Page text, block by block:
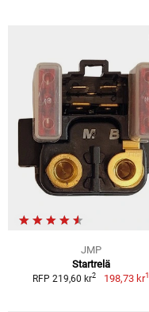
JMP
Startrelä
RFP 219,60 kr2 198,73 kr1